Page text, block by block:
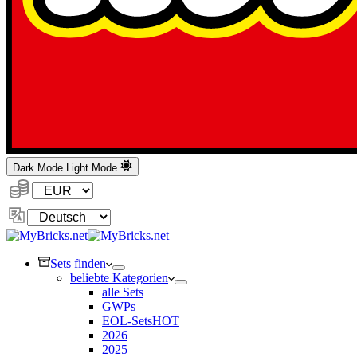
Dark Mode Light Mode
Währung:
Sprache
ändern
Sets finden
beliebte Kategorien
alle Sets
GWPs
EOL-SetsHOT
2026
2025